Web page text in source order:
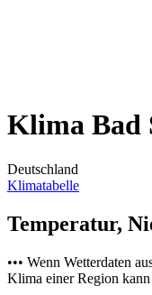
Klima Bad
Deutschland
Klimatabelle
Temperatur,
••• Wenn Wetterdaten
Klima einer Region kann